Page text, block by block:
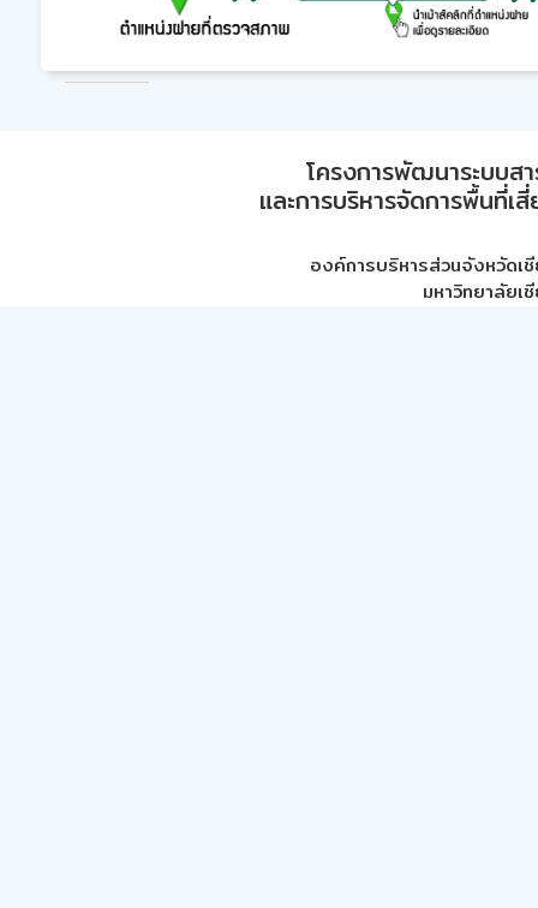
โครงการพัฒนาระบบส
และการบริหารจัดการพื้นที่เ
องค์การบริหารส่วนจังหวัดเ
มหาวิทยาลัยเ